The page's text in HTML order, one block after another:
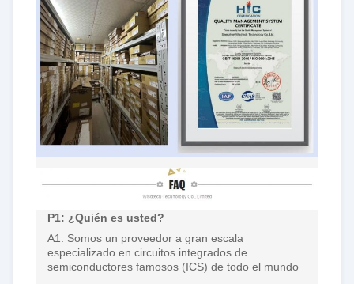
P1: ¿Quién es usted?
A1: Somos un proveedor a gran escala
especializado en circuitos integrados de
semiconductores famosos (ICS) de todo el mundo